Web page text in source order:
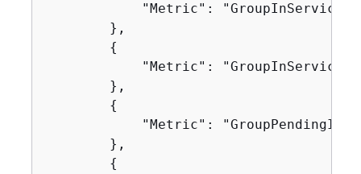
"Metric":
        },
{
"Metric":
        },
{
"Metric":
        },
{